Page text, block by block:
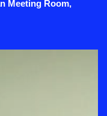
Meeting Room,